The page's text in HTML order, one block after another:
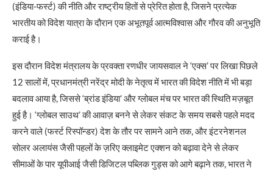
(इंडिया-फर्स्ट) की नीति और राष्ट्रीय हितों से प्रेरित होता है, जिसने प्रत्येक
भारतीय को विदेश यात्रा के दौरान एक अभूतपूर्व आत्मविश्वास और गौरव की अनुभूति
कराई है।
इस दौरान विदेश मंत्रालय के प्रवक्ता रणधीर जायसवाल ने ‘एक्स’ पर लिखा पिछले
12 सालों में, प्रधानमंत्री नरेंद्र मोदी के नेतृत्व में भारत की विदेश नीति में भी बड़ा
बदलाव आया है, जिससे ‘ब्रांड इंडिया’ और ग्लोबल मंच पर भारत की स्थिति मज़बूत
हुई है। ‘ग्लोबल साउथ’ की आवाज़ बनने से लेकर संकट के समय सबसे पहले मदद
करने वाले (फर्स्ट रिस्पॉन्डर) देश के तौर पर सामने आने तक, और इंटरनेशनल
सोलर अलायंस जैसी पहलों के ज़रिए क्लाइमेट एक्शन को बढ़ावा देने से लेकर
सीमाओं के पार यूपीआई जैसी डिजिटल पब्लिक गुड्स को आगे बढ़ाने तक, भारत ने